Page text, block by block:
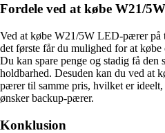
Fordele ved at købe W21/
Ved at købe W21/5W LED-pærer på
det første får du mulighed for at
Du kan spare penge og stadig få den
holdbarhed. Desuden kan du ved at
pærer til samme pris, hvilket er
ønsker backup-pærer.
Konklusion